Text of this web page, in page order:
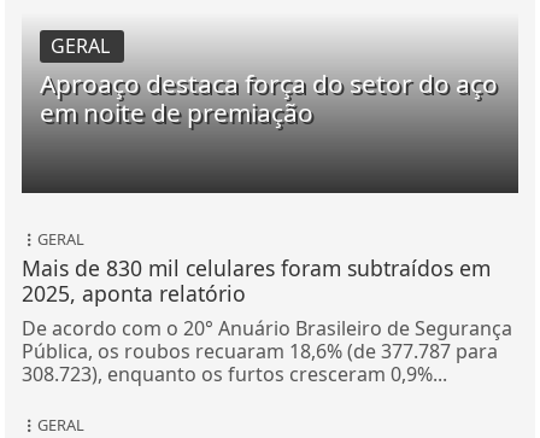
GERAL
Aproaço destaca força do setor do aço
em noite de premiação
GERAL
Mais de 830 mil celulares foram subtraídos em
2025, aponta relatório
De acordo com o 20° Anuário Brasileiro de Segurança
Pública, os roubos recuaram 18,6% (de 377.787 para
308.723), enquanto os furtos cresceram 0,9%...
GERAL